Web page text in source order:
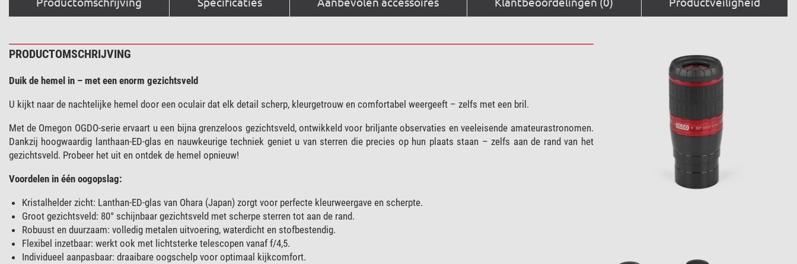
PRODUCTOMSCHRIJVING
Duik de hemel in – met een enorm gezichtsveld
U kijkt naar de nachtelijke hemel door een oculair dat elk detail scherp, kleurgetrouw en comfortabel weergeeft – zelfs met een bril.
Met de Omegon OGDO-serie ervaart u een bijna grenzeloos gezichtsveld, ontwikkeld voor briljante observaties en veeleisende amateurastronomen.
Dankzij hoogwaardig lanthaan-ED-glas en nauwkeurige techniek geniet u van sterren die precies op hun plaats staan – zelfs aan de rand van het
gezichtsveld. Probeer het uit en ontdek de hemel opnieuw!
Voordelen in één oogopslag:
Kristalhelder zicht: Lanthan-ED-glas van Ohara (Japan) zorgt voor perfecte kleurweergave en scherpte.
Groot gezichtsveld: 80° schijnbaar gezichtsveld met scherpe sterren tot aan de rand.
Robuust en duurzaam: volledig metalen uitvoering, waterdicht en stofbestendig.
Flexibel inzetbaar: werkt ook met lichtsterke telescopen vanaf f/4,5.
Individueel aanpasbaar: draaibare oogschelp voor optimaal kijkcomfort.